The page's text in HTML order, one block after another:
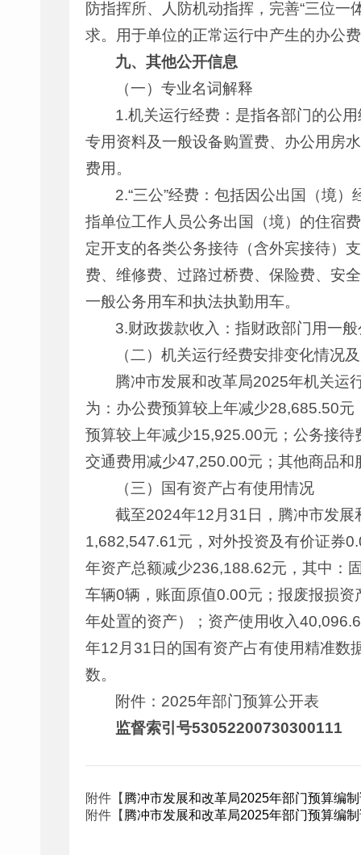
防指挥所、人防机动指挥，完善“三位
求。用于单位的正常运行中产生的办公
九、其他公开信息
（一）专业名词解释
1.机关运行经费：是指各部门的公
专用资料及一般设备购置费、办公用房
费用。
2.“三公”经费：包括因公出国（境
指单位工作人员公务出国（境）的住宿
定开支的各类公务接待（含外宾接待）
费、维修费、过路过桥费、保险费、安
一般公务用车和执法执勤用车。
3.财政拨款收入：指财政部门用一
（二）机关运行经费安排变化情况
腾冲市发展和改革局2025年机关运
为：办公费预算较上年减少28,685.50
预算较上年减少15,925.00元；公务接
交通费用减少47,250.00元；其他商品
（三）国有资产占有使用情况
截至2024年12月31日，腾冲市发
1,682,547.61元，对外投资及有价证券
年资产总额减少236,188.62元，其中：
车辆0辆，账面原值0.00元；报废报损
年处置的资产）；资产使用收入
年12月31日的国有资产占有使用精准数
数。
附件：2025年部门预算公开表
监督索引号53052200730300111
附件【 腾冲市发展和改革局2025年部门预算编
附件【 腾冲市发展和改革局2025年部门预算编